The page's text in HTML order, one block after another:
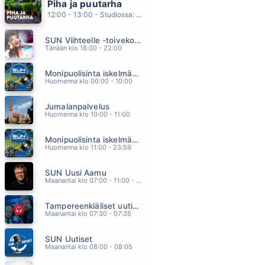
TÄHTISUMUA (feat Laura Närhi)
MÄ JA MUN KOIRA
ONNENETSIJA
MAALAISTIE
ELOKUU
Piha ja puutarha
12:00 - 13:00 - Studiossa: Pinsiön Taimisto
SUN Viihteelle -toivekonsertti
Tänään klo 18:00 - 22:00
Monipuolisinta iskelmää ja parasta poppia
Huomenna klo 00:00 - 10:00
Jumalanpalvelus
Huomenna klo 10:00 - 11:00
Monipuolisinta iskelmää ja parasta poppia
Huomenna klo 11:00 - 23:59
SUN Uusi Aamu
Maanantai klo 07:00 - 11:00 - Studiossa: Kimmo Hoivassilta
Tampereenkiäliset uutiset
Maanantai klo 07:30 - 07:35
SUN Uutiset
Maanantai klo 08:00 - 08:05